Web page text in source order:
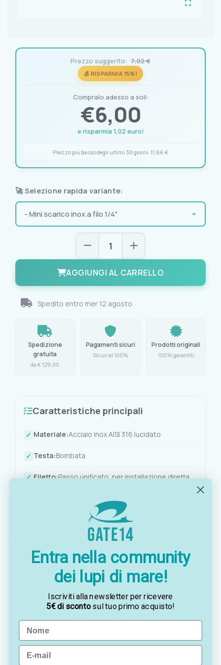
Prezzo suggerito: 7,02 €
💰 RISPARMIA 15%!
Compralo adesso a soli:
€6,00
e risparmia 1,02 euro!
Prezzo più basso degli ultimi 30 giorni: 11,66 €
🚀 Selezione rapida variante:
AGGIUNGI AL CARRELLO
Spedito entro mer 12 agosto
Spedizione
gratuita
da € 129,00
Pagamenti sicuri
Sicuri al 100%
Prodotti originali
100% garantiti
Caratteristiche principali
Materiale:Acciaio inox AISI 316 lucidato
Testa:Bombata
Filetto:Passo unificato, per installazione diretta
Scarico a mare per piccoli impianti
su imbarcazioni
OTTAVIA
Customer assistance team
Sei indeciso? Vuoi un consiglio? Preferisci ordinare
telefonicamente?
Contattaci via
Entra nella community
dei lupi di mare!
Iscriviti alla newsletter per ricevere
5€ di scontosul tuo primo acquisto!
Name
Email